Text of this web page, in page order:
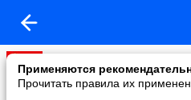
Применяются
Прочитать правила их
ДОСТУПА НЕТ
added a photo
07 May в 15:18